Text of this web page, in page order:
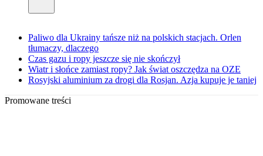
Paliwo dla Ukrainy tańsze niż na polskich stacjach. Orlen
tłumaczy, dlaczego
Czas gazu i ropy jeszcze się nie skończył
Wiatr i słońce zamiast ropy? Jak świat oszczędza na OZE
Rosyjski aluminium za drogi dla Rosjan. Azja kupuje je taniej
Promowane treści